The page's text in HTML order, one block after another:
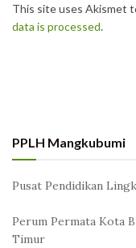
This site uses Akismet
data is processed.
PPLH Mangkubumi
Pusat Pendidikan
Perum Permata Kota
Timur